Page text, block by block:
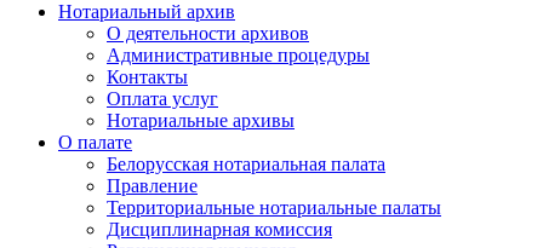
Нотариальный архив
О деятельности архивов
Административные процедуры
Контакты
Оплата услуг
Нотариальные архивы
О палате
Белорусская нотариальная палата
Правление
Территориальные нотариальные палаты
Дисциплинарная комиссия